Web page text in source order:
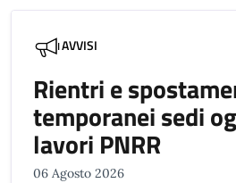
AVVISI
Rientri e
temporanei sedi
lavori PNRR
06 Agosto 2026